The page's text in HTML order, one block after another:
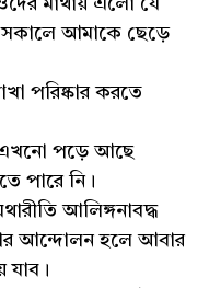
মাথায় এলো যে
আমাকে ছেড়ে
পরিষ্কার করতে
এখনো পড়ে আছে
পারে নি।
আলিঙ্গনাবদ্ধ
আন্দোলন হলে আবার
যাব।